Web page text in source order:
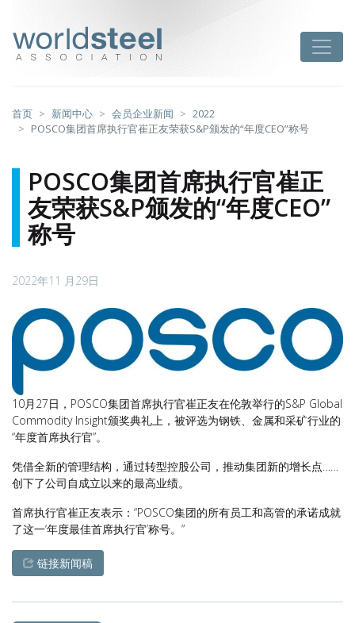
首页 新闻中心 会员企业新闻
2022
POSCO集团首席执行官崔正友荣获S&P颁发的“年度CEO”称号
POSCO集团首席执行官崔正
友荣获S&P颁发的“年度CEO”
称号
2022年11 月29日
10月27日，POSCO集团首席执行官崔正友在伦敦举行的S&P Global
Commodity Insight颁奖典礼上，被评选为钢铁、金属和采矿行业的
“年度首席执行官”。
凭借全新的管理结构，通过转型控股公司，推动集团新的增长点……
创下了公司自成立以来的最高业绩。
首席执行官崔正友表示：“POSCO集团的所有员工和高管的承诺成就
了这一‘年度最佳首席执行官’称号。”
链接新闻稿